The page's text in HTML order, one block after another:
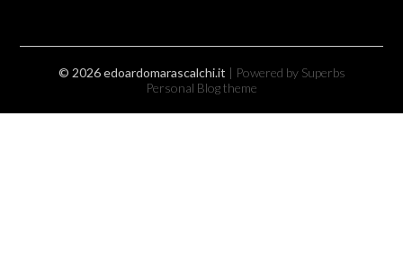
© 2026 edoardomarascalchi.it | Powered by Superbs
Personal Blog theme